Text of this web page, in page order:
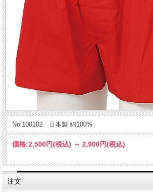
※在庫がないと表示されている場合でも、実店舗に在庫が
買い物かご下の「この商品について問い合わせる」をクリ
合わせ下さい。
No.100102 日本製 綿100%
価格:2,500円(税込) ～ 2,900円(税込)
注文